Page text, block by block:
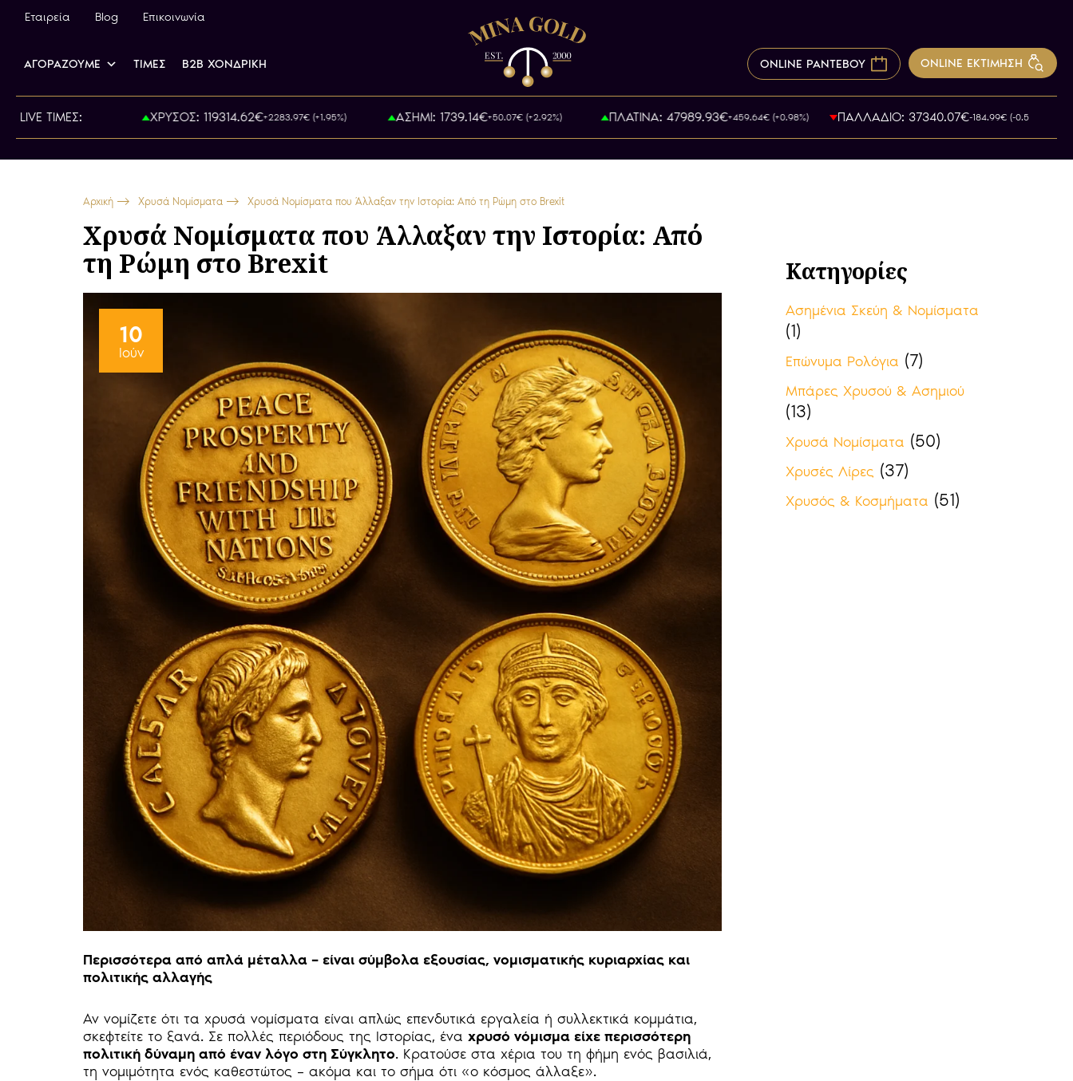
Εταιρεία Blog Επικοινωνία
ΑΓΟΡΑΖΟΥΜΕ ΤΙΜΕΣ B2B ΧΟΝΔΡΙΚΗ ONLINE ΡΑΝΤΕΒΟΥ ONLINE ΕΚΤΙΜΗΣΗ
LIVE ΤΙΜΕΣ:
815.00€ ΧΡΥΣΟΣ: 119314.62€+2283.97€ (+1.95%) ΑΣΗΜΙ: 1739.14€+50.07€ (+2.92%) ΠΛΑΤΙΝΑ: 47989.93€+459.64€ (+0.98%) ΠΑΛΛΑΔΙΟ: 37340.07€-184.99€ (-0.51%)
Αρχική Χρυσά Νομίσματα Χρυσά Νομίσματα που Άλλαξαν την Ιστορία: Από τη Ρώμη στο Brexit
Χρυσά Νομίσματα που Άλλαξαν την Ιστορία: Από
τη Ρώμη στο Brexit
10
Ιούν
Περισσότερα από απλά μέταλλα – είναι σύμβολα εξουσίας, νομισματικής κυριαρχίας και
πολιτικής αλλαγής
Αν νομίζετε ότι τα χρυσά νομίσματα είναι απλώς επενδυτικά εργαλεία ή συλλεκτικά κομμάτια,
σκεφτείτε το ξανά. Σε πολλές περιόδους της Ιστορίας, ένα χρυσό νόμισμα είχε περισσότερη
πολιτική δύναμη από έναν λόγο στη Σύγκλητο. Κρατούσε στα χέρια του τη φήμη ενός βασιλιά,
τη νομιμότητα ενός καθεστώτος – ακόμα και το σήμα ότι «ο κόσμος άλλαξε».
Κατηγορίες
Ασημένια Σκεύη & Νομίσματα
(1)
Επώνυμα Ρολόγια (7)
Μπάρες Χρυσού & Ασημιού
(13)
Χρυσά Νομίσματα (50)
Χρυσές Λίρες (37)
Χρυσός & Κοσμήματα (51)